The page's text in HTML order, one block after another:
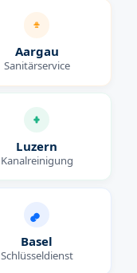
Aargau
Sanitärservice
Luzern
Kanalreinigung
Basel
Schlüsseldienst